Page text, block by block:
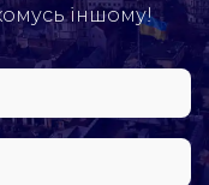
іншому!